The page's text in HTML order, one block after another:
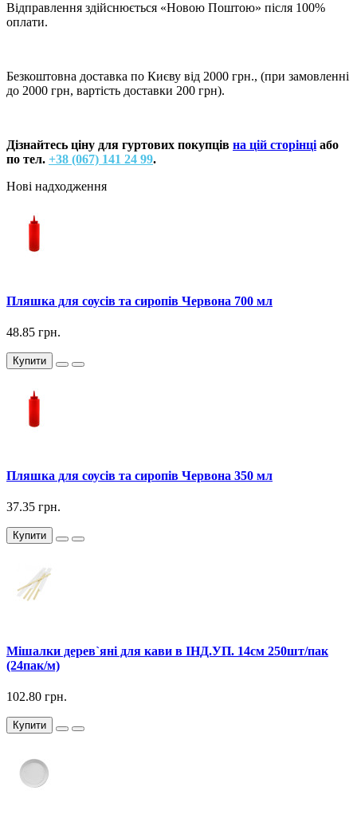
Відправлення здійснюється «Новою Поштою» після 100%
оплати.
Безкоштовна доставка по Києву від 2000 грн., (при замовленні
до 2000 грн, вартість доставки 200 грн).
Дізнайтесь ціну для гуртових покупців на цій сторінці або
по тел. +38 (067) 141 24 99.
Нові надходження
Пляшка для соусів та сиропів Червона 700 мл
48.85 грн.
Купити
Пляшка для соусів та сиропів Червона 350 мл
37.35 грн.
Купити
Мішалки дерев`яні для кави в ІНД.УП. 14см 250шт/пак
(24пак/м)
102.80 грн.
Купити